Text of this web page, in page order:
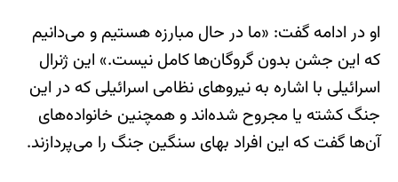
او در ادامه گفت: «ما در حال مبارزه هستیم و می‌دانیم
که این جشن بدون گروگان‌ها کامل نیست.» این ژنرال
اسرائیلی با اشاره به نیروهای نظامی اسرائیلی که در این
جنگ کشته یا مجروح شده‌اند و همچنین خانواده‌های
آن‌ها گفت که این افراد بهای سنگین جنگ را می‌پردازند.